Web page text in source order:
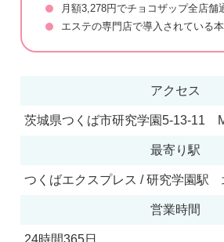
月額3,278円でチョコザップ全店舗
エステの専門店で導入されている
アクセス
茨城県つくば市研究学園5-13-11
最寄り駅
つくばエクスプレス / 研究学園
営業時間